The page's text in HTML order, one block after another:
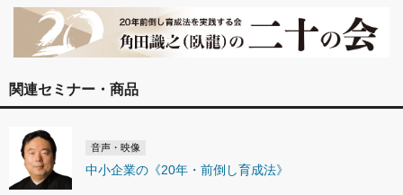
関連セミナー・商品
音声・映像
中小企業の《20年・前倒し育成法》